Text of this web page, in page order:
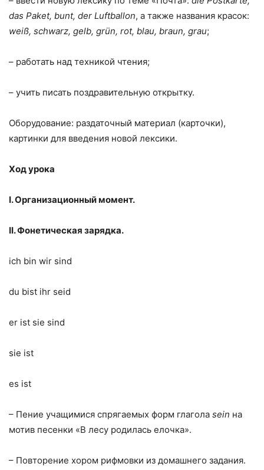
das Paket, bunt, der Luftballon, а также названия красок:
weiß, schwarz, gelb, grün, rot, blau, braun, grau;
– работать над техникой чтения;
– учить писать поздравительную открытку.
Оборудование: раздаточный материал (карточки),
картинки для введения новой лексики.
Ход урока
I. Организационный момент.
II. Фонетическая зарядка.
ich bin wir sind
du bist ihr seid
er ist sie sind
sie ist
es ist
– Пение учащимися спрягаемых форм глагола sein на
мотив песенки «В лесу родилась елочка».
– Повторение хором рифмовки из домашнего задания.